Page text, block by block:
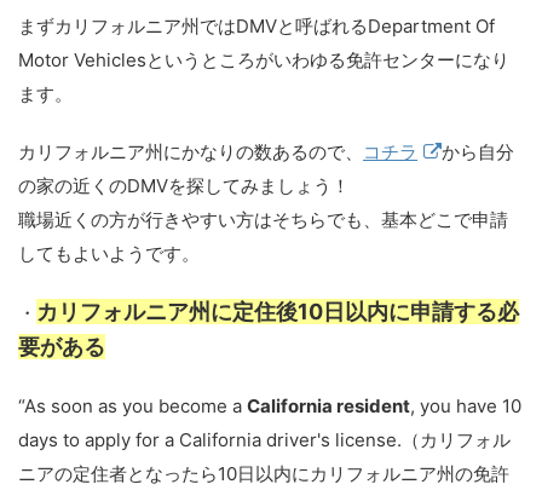
まずカリフォルニア州ではDMVと呼ばれるDepartment Of
Motor Vehiclesというところがいわゆる免許センターになり
ます。
カリフォルニア州にかなりの数あるので、 コチラ
から自分
の家の近くのDMVを探してみましょう！
職場近くの方が行きやすい方はそちらでも、基本どこで申請
してもよいようです。
・ カリフォルニア州に定住後10日以内に申請する必
要がある
“As soon as you become a California resident, you have 10
days to apply for a California driver's license.（カリフォル
ニアの定住者となったら10日以内にカリフォルニア州の免許